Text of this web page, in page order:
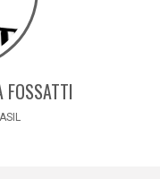
FOSSATTI